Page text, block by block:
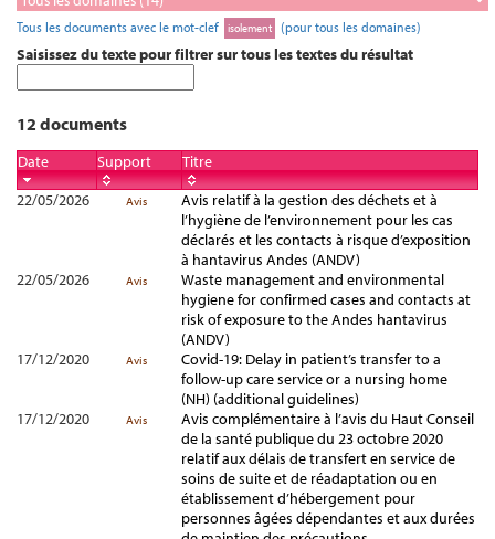
Tous les documents avec le mot-clef isolement (pour tous les domaines)
Saisissez du texte pour filtrer sur tous les textes du résultat
12 documents
Date Support
Titre
22/05/2026
Avis
Avis relatif à la gestion des déchets et à
l’hygiène de l’environnement pour les cas
déclarés et les contacts à risque d’exposition
à hantavirus Andes (ANDV)
22/05/2026
Avis
Waste management and environmental
hygiene for confirmed cases and contacts at
risk of exposure to the Andes hantavirus
(ANDV)
17/12/2020
Avis
Covid-19: Delay in patient’s transfer to a
follow-up care service or a nursing home
(NH) (additional guidelines)
17/12/2020
Avis
Avis complémentaire à l’avis du Haut Conseil
de la santé publique du 23 octobre 2020
relatif aux délais de transfert en service de
soins de suite et de réadaptation ou en
établissement d’hébergement pour
personnes âgées dépendantes et aux durées